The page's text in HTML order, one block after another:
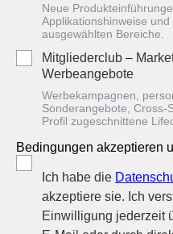
Neue
Applikationshinweise
ausgewählten Bereiche.
Mitgliederclub –
Werbeangebote
Werbekampagnen,
Sonderangebote, Cross-
Profil zugeschnittene
Bedingungen akzeptieren
Ich habe die
akzeptiere sie. Ich
Einwilligung jederzeit